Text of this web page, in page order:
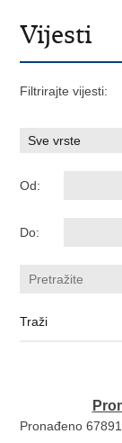
Vijesti
Filtrirajte vijesti:
Od:
Do:
Pronađeno